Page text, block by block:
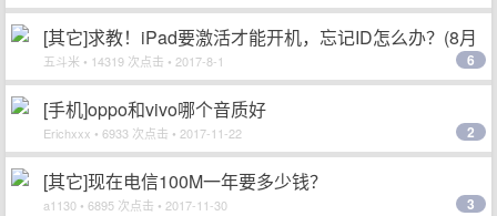
[其它]求教！iPad要激活才能开机，忘记ID怎么办？(8月
02日20:36更新)
五斗米 • 14319 次点击 • 2017-8-1 6
[手机]oppo和vivo哪个音质好
Erichxxx • 6933 次点击 • 2017-11-22 2
[其它]现在电信100M一年要多少钱？
a1130 • 6895 次点击 • 2017-11-30 3